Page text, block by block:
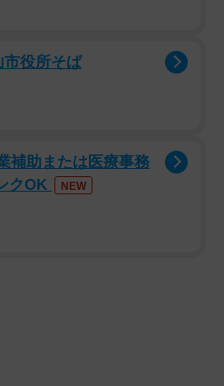
市役所そば
補助または医療事務
クOK
NEW